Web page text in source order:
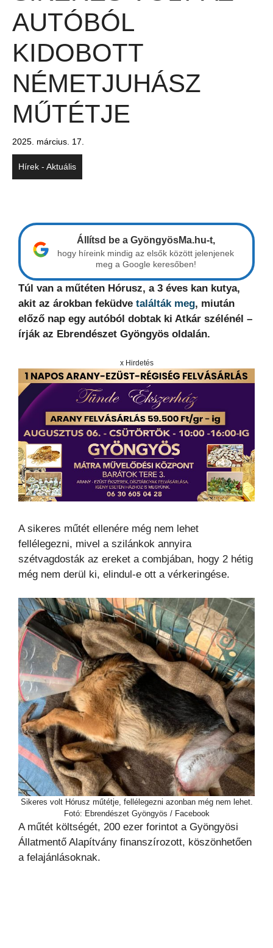
AUTÓBÓL
KIDOBOTT
NÉMETJUHÁSZ
MŰTÉTJE
2025. március. 17.
Hírek - Aktuális
Állítsd be a GyöngyösMa.hu-t,
hogy híreink mindig az elsők között jelenjenek
meg a Google keresőben!
Túl van a műtéten Hórusz, a 3 éves kan kutya,
akit az árokban feküdve találták meg, miután
előző nap egy autóból dobtak ki Atkár szélénél –
írják az Ebrendészet Gyöngyös oldalán.
x Hirdetés
A sikeres műtét ellenére még nem lehet
fellélegezni, mivel a szilánkok annyira
szétvagdosták az ereket a combjában, hogy 2 hétig
még nem derül ki, elindul-e ott a vérkeringése.
Sikeres volt Hórusz műtétje, fellélegezni azonban még nem lehet.
Fotó: Ebrendészet Gyöngyös / Facebook
A műtét költségét, 200 ezer forintot a Gyöngyösi
Állatmentő Alapítvány finanszírozott, köszönhetően
a felajánlásoknak.